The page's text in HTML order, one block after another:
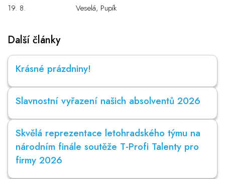
19. 8. Veselá, Pupík
Další články
Krásné prázdniny!
Slavnostní vyřazení našich absolventů 2026
Skvělá reprezentace letohradského týmu na
národním finále soutěže T-Profi Talenty pro
firmy 2026